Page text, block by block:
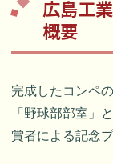
広島工
概要
完成したコンペ
「野球部部室」
賞者による記念